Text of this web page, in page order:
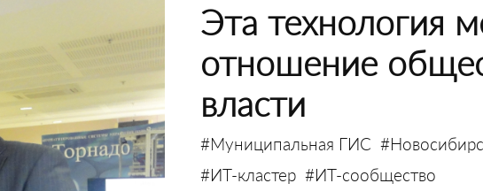
Эта технология
отношение
власти
#Муниципальная ГИС
#ИТ-кластер #ИТ-сообщество